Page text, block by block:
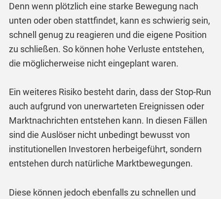
Denn wenn plötzlich eine starke Bewegung nach
unten oder oben stattfindet, kann es schwierig sein,
schnell genug zu reagieren und die eigene Position
zu schließen. So können hohe Verluste entstehen,
die möglicherweise nicht eingeplant waren.
Ein weiteres Risiko besteht darin, dass der Stop-Run
auch aufgrund von unerwarteten Ereignissen oder
Marktnachrichten entstehen kann. In diesen Fällen
sind die Auslöser nicht unbedingt bewusst von
institutionellen Investoren herbeigeführt, sondern
entstehen durch natürliche Marktbewegungen.
Diese können jedoch ebenfalls zu schnellen und